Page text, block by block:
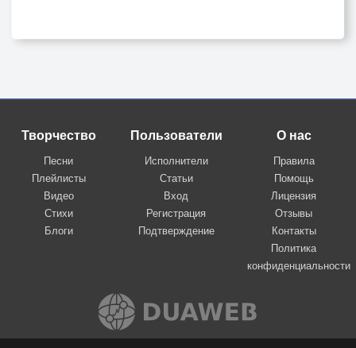
Творчество
Песни
Плейлисты
Видео
Стихи
Блоги
Пользователи
Исполнители
Статьи
Вход
Регистрация
Подтверждение
О нас
Правила
Помощь
Лицензия
Отзывы
Контакты
Политика
конфиденциальности